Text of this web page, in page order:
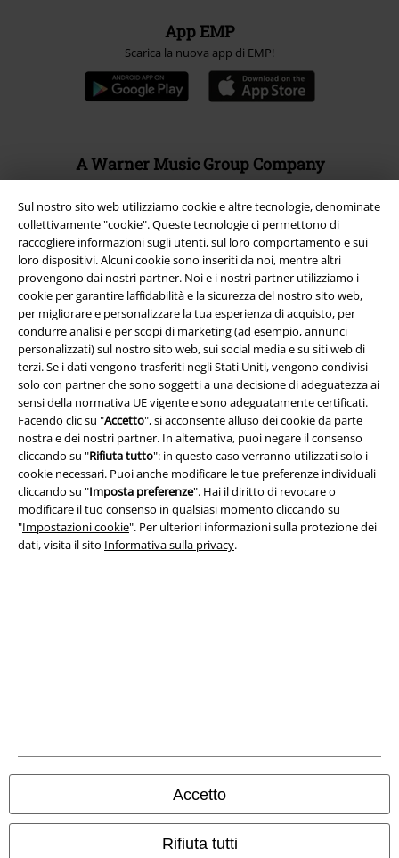
Sul nostro sito web utilizziamo cookie e altre tecnologie, denominate
collettivamente "cookie". Queste tecnologie ci permettono di
raccogliere informazioni sugli utenti, sul loro comportamento e sui
loro dispositivi. Alcuni cookie sono inseriti da noi, mentre altri
provengono dai nostri partner. Noi e i nostri partner utilizziamo i
cookie per garantire laffidabilità e la sicurezza del nostro sito web,
per migliorare e personalizzare la tua esperienza di acquisto, per
condurre analisi e per scopi di marketing (ad esempio, annunci
personalizzati) sul nostro sito web, sui social media e su siti web di
terzi. Se i dati vengono trasferiti negli Stati Uniti, vengono condivisi
solo con partner che sono soggetti a una decisione di adeguatezza ai
sensi della normativa UE vigente e sono adeguatamente certificati.
Facendo clic su "Accetto", si acconsente alluso dei cookie da parte
nostra e dei nostri partner. In alternativa, puoi negare il consenso
cliccando su "Rifiuta tutto": in questo caso verranno utilizzati solo i
cookie necessari. Puoi anche modificare le tue preferenze individuali
cliccando su "Imposta preferenze". Hai il diritto di revocare o
modificare il tuo consenso in qualsiasi momento cliccando su
"Impostazioni cookie". Per ulteriori informazioni sulla protezione dei
dati, visita il sito Informativa sulla privacy.
Accetto
Rifiuta tutti
App EMP
Scarica la nuova app di EMP!
A Warner Music Group Company
Info legali
Termini & Condizioni
Redazione
Legge sulla Privacy
I prezzi sono IVA compresa. Spese ditrasporto escluse
© 1986-2026 EMP Mailorder Italia S.r.l.